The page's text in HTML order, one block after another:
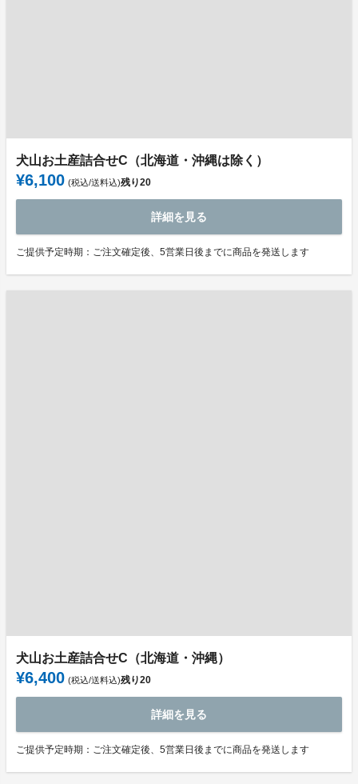
犬山お土産詰合せC（北海道・沖縄は除く）
¥6,100 (税込/送料込)残り20
詳細を見る
ご提供予定時期：ご注文確定後、5営業日後までに商品を発送します
犬山お土産詰合せC（北海道・沖縄）
¥6,400 (税込/送料込)残り20
詳細を見る
ご提供予定時期：ご注文確定後、5営業日後までに商品を発送します